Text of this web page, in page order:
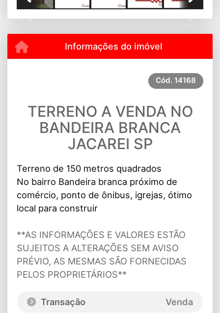
Previous Next
Informações do imóvel
Cód. 14168
TERRENO A VENDA NO
BANDEIRA BRANCA
JACAREI SP
Terreno de 150 metros quadrados
No bairro Bandeira branca próximo de
comércio, ponto de ônibus, igrejas, ótimo
local para construir
**AS INFORMAÇÕES E VALORES ESTÃO
SUJEITOS A ALTERAÇÕES SEM AVISO
PRÉVIO, AS MESMAS SÃO FORNECIDAS
PELOS PROPRIETÁRIOS**
Transação
Venda